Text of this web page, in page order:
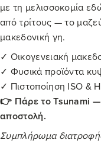
με τη μελισσοκομία
από τρίτους — το
μακεδονική γη.
✓ Οικογενειακή
✓ Φυσικά προϊόντα
✓ Πιστοποίηση ISO &
👉 Πάρε το Tsunami
αποστολή.
Συμπλήρωμα